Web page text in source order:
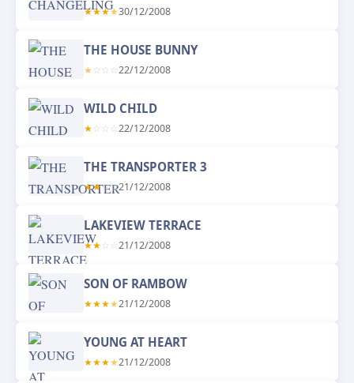
★★★★30/12/2008
THE HOUSE BUNNY
★ ☆ ☆ ☆22/12/2008
WILD CHILD
★ ☆ ☆ ☆22/12/2008
THE TRANSPORTER 3
★★☆☆21/12/2008
LAKEVIEW TERRACE
★★ ☆ ☆21/12/2008
SON OF RAMBOW
★★★★21/12/2008
YOUNG AT HEART
★★★★21/12/2008